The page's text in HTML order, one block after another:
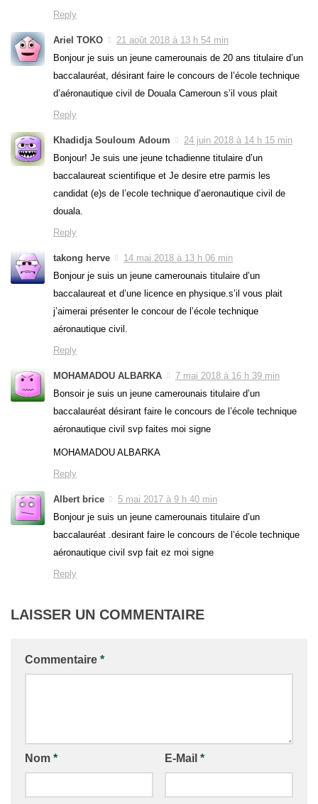
Reply
Ariel TOKO
21 août 2018 à 13 h 54 min
Bonjour je suis un jeune camerounais de 20 ans titulaire d’un
baccalauréat, désirant faire le concours de l’école technique
d’aéronautique civil de Douala Cameroun s’il vous plait
Reply
Khadidja Souloum Adoum
24 juin 2018 à 14 h 15 min
Bonjour! Je suis une jeune tchadienne titulaire d’un
baccalaureat scientifique et Je desire etre parmis les
candidat (e)s de l’ecole technique d’aeronautique civil de
douala.
Reply
takong herve
14 mai 2018 à 13 h 06 min
Bonjour je suis un jeune camerounais titulaire d’un
baccalaureat et d’une licence en physique.s’il vous plait
j’aimerai présenter le concour de l’école technique
aéronautique civil.
Reply
MOHAMADOU ALBARKA
7 mai 2018 à 16 h 39 min
Bonsoir je suis un jeune camerounais titulaire d’un
baccalauréat désirant faire le concours de l’école technique
aéronautique civil svp faites moi signe
MOHAMADOU ALBARKA
Reply
Albert brice
5 mai 2017 à 9 h 40 min
Bonjour je suis un jeune camerounais titulaire d’un
baccalauréat .desirant faire le concours de l’école technique
aéronautique civil svp fait ez moi signe
Reply
LAISSER UN COMMENTAIRE
Commentaire *
Nom * E-Mail *